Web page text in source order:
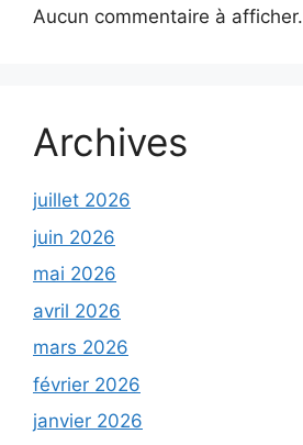
Aucun commentaire à afficher.
Archives
juillet 2026
juin 2026
mai 2026
avril 2026
mars 2026
février 2026
janvier 2026